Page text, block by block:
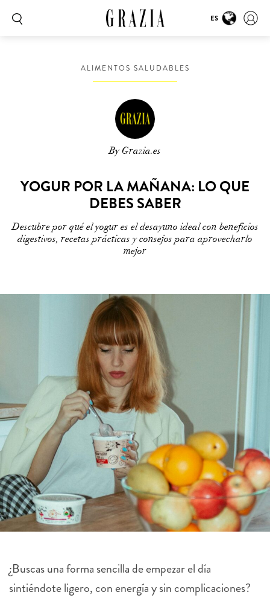
ES
ALIMENTOS SALUDABLES
By Grazia.es
YOGUR POR LA MAÑANA: LO QUE
DEBES SABER
Descubre por qué el yogur es el desayuno ideal con beneficios
digestivos, recetas prácticas y consejos para aprovecharlo
mejor
¿Buscas una forma sencilla de empezar el día
sintiéndote ligero, con energía y sin complicaciones?